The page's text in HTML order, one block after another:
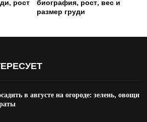
рост
биография, рост, вес и
размер груди
в августе на огороде: зелень, овощи